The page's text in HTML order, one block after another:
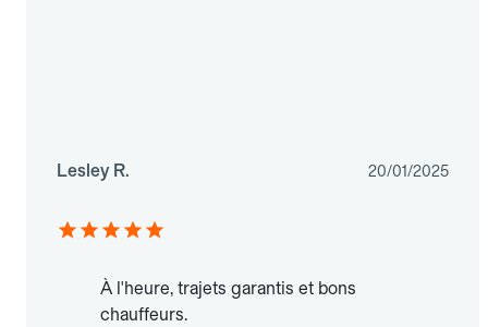
Lesley R. 20/01/2025
À l'heure, trajets garantis et bons
chauffeurs.